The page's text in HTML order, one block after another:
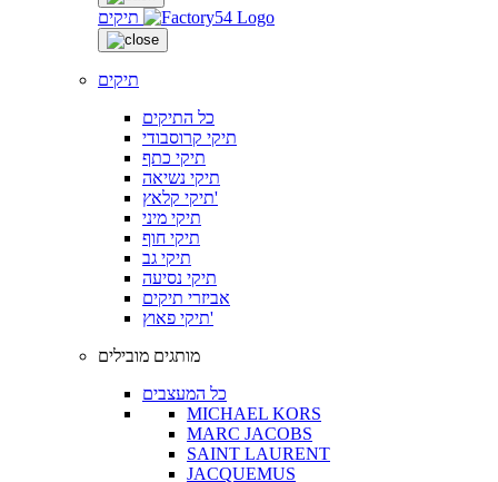
תיקים
תיקים
כל התיקים
תיקי קרוסבודי
תיקי כתף
תיקי נשיאה
תיקי קלאץ'
תיקי מיני
תיקי חוף
תיקי גב
תיקי נסיעה
אביזרי תיקים
תיקי פאוץ'
מותגים מובילים
כל המעצבים
MICHAEL KORS
MARC JACOBS
SAINT LAURENT
JACQUEMUS